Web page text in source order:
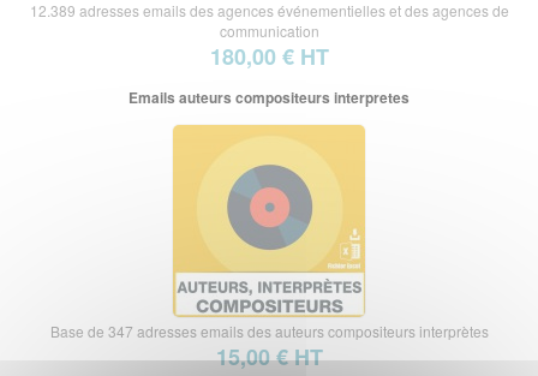
12.389 adresses emails des agences événementielles et des agences de
communication
180,00 € HT
Emails auteurs compositeurs interpretes
Base de 347 adresses emails des auteurs compositeurs interprètes
15,00 € HT